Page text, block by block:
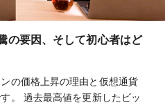
の要因、そして初心者はど
の価格上昇の理由と仮想通貨
。 過去最高値を更新したビッ